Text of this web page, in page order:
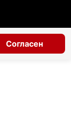
Согласен